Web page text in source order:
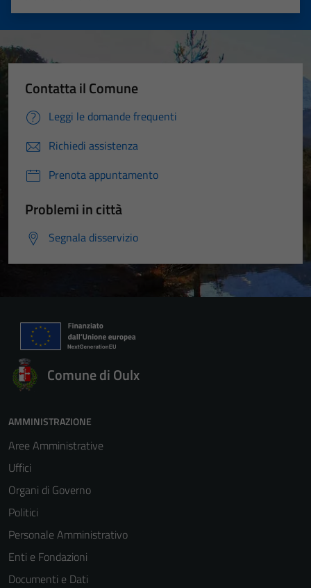
Valuta 5 stelle su 5
Valuta 4 stelle su 5
Valuta 3 stelle su 5
Valuta 2 stelle su 5
Valuta 1 stelle su 5
Contatta il Comune
Leggi le domande frequenti
Richiedi assistenza
Prenota appuntamento
Problemi in città
Segnala disservizio
Comune di Oulx
AMMINISTRAZIONE
Aree Amministrative
Uffici
Organi di Governo
Politici
Personale Amministrativo
Enti e Fondazioni
Documenti e Dati